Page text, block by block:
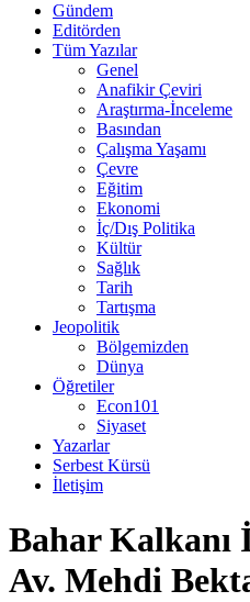
Gündem
Editörden
Tüm Yazılar
Genel
Anafikir Çeviri
Araştırma-İnceleme
Basından
Çalışma Yaşamı
Çevre
Eğitim
Ekonomi
İç/Dış Politika
Kültür
Sağlık
Tarih
Tartışma
Jeopolitik
Bölgemizden
Dünya
Öğretiler
Econ101
Siyaset
Yazarlar
Serbest Kürsü
İletişim
Bahar Kalkanı
Av. Mehdi